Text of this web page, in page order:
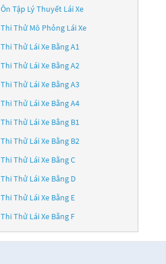
Ôn Tập Lý Thuyết Lái Xe
Thi Thử Mô Phỏng Lái Xe
Thi Thử Lái Xe Bằng A1
Thi Thử Lái Xe Bằng A2
Thi Thử Lái Xe Bằng A3
Thi Thử Lái Xe Bằng A4
Thi Thử Lái Xe Bằng B1
Thi Thử Lái Xe Bằng B2
Thi Thử Lái Xe Bằng C
Thi Thử Lái Xe Bằng D
Thi Thử Lái Xe Bằng E
Thi Thử Lái Xe Bằng F